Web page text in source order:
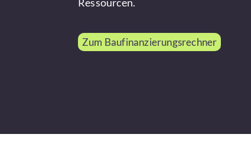
Zum Baufinanzierungsrechner